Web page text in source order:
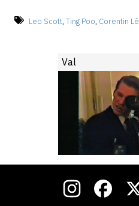
Leo Scott, Ting Poo, Corentin Lê
Val